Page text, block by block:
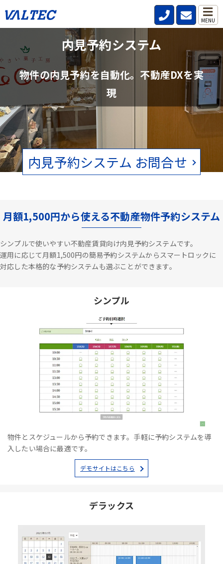
MENU
内見予約システム
物件の内見予約を自動化。不動産DXを実
現
内見予約システム お問合せ
不動産管理会社と仲介会社の内見確認の
手間を削減
賃貸物件の空状況をリアルタイムで確認。電話、FAXの手間をなくし
月額1,500円から使える不動産物件予約システム
シンプルで使いやすい不動産賃貸向け内見予約システムです。
運用に応じて月額1,500円の簡易予約システムからスマートロックに
対応した本格的な予約システムも選ぶことができます。
シンプル
物件とスケジュールから予約できます。手軽に予約システムを導
入したい場合に最適です。
デモサイトはこちら
デラックス